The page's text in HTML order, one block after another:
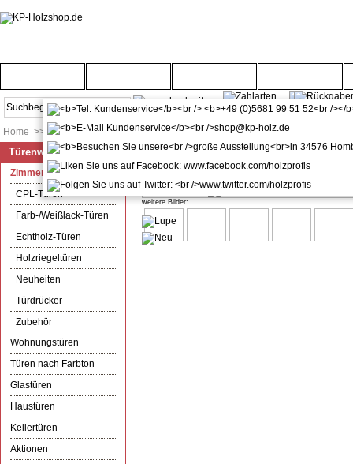
Home >> Türenwelt >> Zimmertüren
WPC / BPC Sichtschutzzaun
weitere Bilder:
Türenwelt
Zimmertüren
CPL-Türen
Farb-/Weißlack-Türen
Echtholz-Türen
Holzriegeltüren
Neuheiten
Türdrücker
Zubehör
Wohnungstüren
Türen nach Farbton
Glastüren
Haustüren
Kellertüren
Aktionen